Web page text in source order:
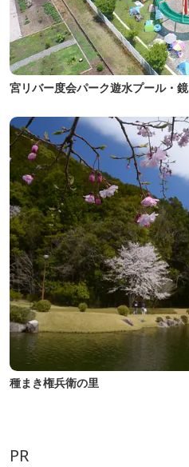
宮リバー度会パーク遊水プール・鏡
種まき権兵衛の里
PR